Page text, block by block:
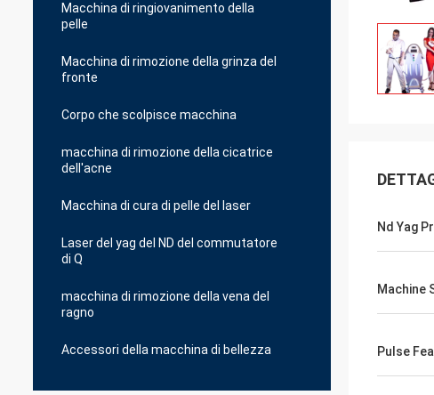
Macchina di ringiovanimento della
pelle
Macchina di rimozione della grinza del
fronte
Corpo che scolpisce macchina
macchina di rimozione della cicatrice
dell'acne
Macchina di cura di pelle del laser
Laser del yag del ND del commutatore
di Q
macchina di rimozione della vena del
ragno
Accessori della macchina di bellezza
Nd Yag
Machine
Pulse